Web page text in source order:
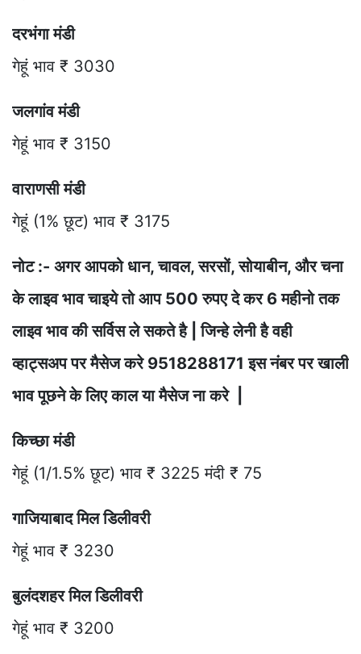
दरभंगा मंडी
गेहूं भाव ₹ 3030
जलगांव मंडी
गेहूं भाव ₹ 3150
वाराणसी मंडी
गेहूं (1% छूट) भाव ₹ 3175
नोट :- अगर आपको धान, चावल, सरसों, सोयाबीन, और चना
के लाइव भाव चाइये तो आप 500 रुपए दे कर 6 महीनो तक
लाइव भाव की सर्विस ले सकते है | जिन्हे लेनी है वही
व्हाट्सअप पर मैसेज करे 9518288171 इस नंबर पर खाली
भाव पूछने के लिए काल या मैसेज ना करे |
किच्छा मंडी
गेहूं (1/1.5% छूट) भाव ₹ 3225 मंदी ₹ 75
गाजियाबाद मिल डिलीवरी
गेहूं भाव ₹ 3230
बुलंदशहर मिल डिलीवरी
गेहूं भाव ₹ 3200